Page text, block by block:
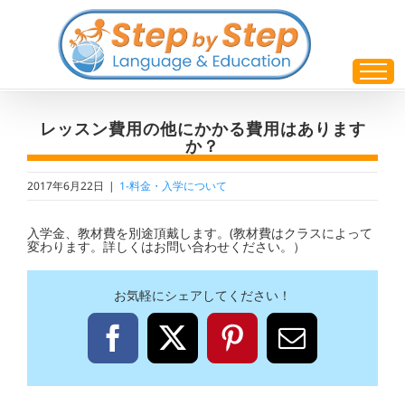
レッスン費用の他にかかる費用はあります
か？
2017年6月22日 | 1-料金・入学について
入学金、教材費を別途頂戴します。(教材費はクラスによって
変わります。詳しくはお問い合わせください。）
お気軽にシェアしてください！
Facebook
X Pinterest
電